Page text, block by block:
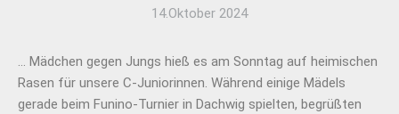
14.Oktober 2024
… Mädchen gegen Jungs hieß es am Sonntag auf heimischen
Rasen für unsere C-Juniorinnen. Während einige Mädels
gerade beim Funino-Turnier in Dachwig spielten, begrüßten